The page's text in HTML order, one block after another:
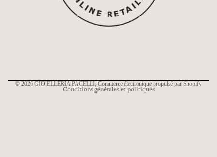
© 2026 GIOIELLERIA PACELLI , Commerce électronique propulsé par Shopify
Conditions générales et politiques
Politique de remboursement